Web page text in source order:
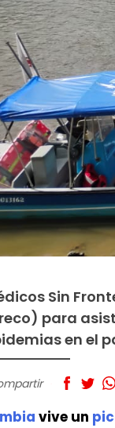
Sin
para
en el
vive un